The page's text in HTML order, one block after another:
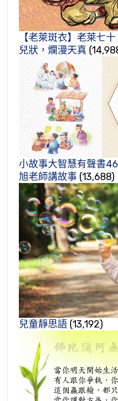
【老萊斑衣】老萊七
兒狀，爛漫天真
小故事大智慧有聲書
旭老師講故事 (13,688)
兒童靜思語 (13,192)